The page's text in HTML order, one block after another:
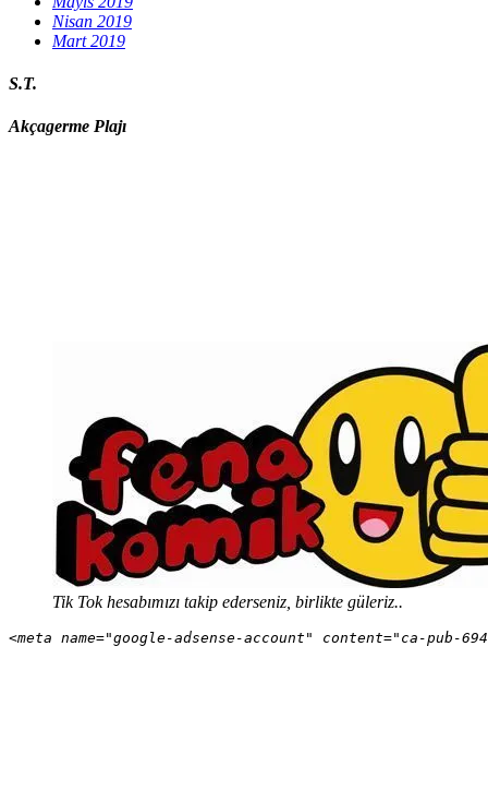
Nisan 2019
Mart 2019
S.T.
Akçagerme Plajı
Tik Tok hesabımızı takip ederseniz, birlikte güleriz..
<meta name="google-adsense-account" content="ca-pub-